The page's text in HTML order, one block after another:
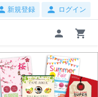
新規登録 person ログイン
person shopping_cart
ー印刷